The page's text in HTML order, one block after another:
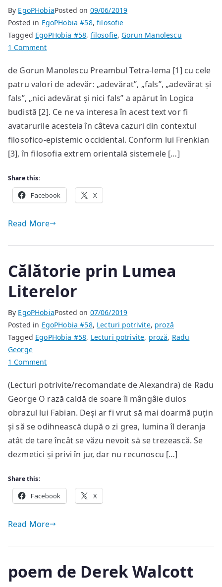
By EgoPHobiaPosted on 09/06/2019
Posted in EgoPHobia #58,filosofie
Tagged EgoPHobia #58, filosofie,Gorun Manolescu
1 Commenton
Tetra-
lemă.
Însemnări
fragmentare
de Gorun Manolescu Preambul Tetra-lema [1] cu cele
patru valori de adevăr: „adevărat”, „fals”, „adevărat și
fals”, „nici adevărat și nici fals” a apărut în Logica
budistă [2]. Ce ne va interesa în acest text vor fi
avatarurile acesteia în câteva cazuri din contextul
filosofico-epistemic occidental. Conform lui Frenkian
[3], în filosofia extrem orientală sistemele […]
Share this:
Facebook X
Read More
Călătorie prin Lumea
Literelor
By EgoPHobiaPosted on 07/06/2019
Posted in EgoPHobia #58, Lecturi potrivite, proză
Tagged EgoPHobia #58, Lecturi potrivite, proză, Radu
George
1 Commenton
prin
Lumea
Literelor
(Lecturi potrivite/recomandate de Alexandra) de Radu
George O rază caldă de soare îi mângâie duios
obrazul lui Fabian. Deși ar fi vrut să mai doarmă puțin
și să se odihnească după o zi grea, lumina îl deranja
atât de tare încât se văzu nevoit să se trezească. Se
dezmetici și privi în jur, dar nu recunoscu […]
Share this:
Facebook X
Read More
poem de Derek Walcott